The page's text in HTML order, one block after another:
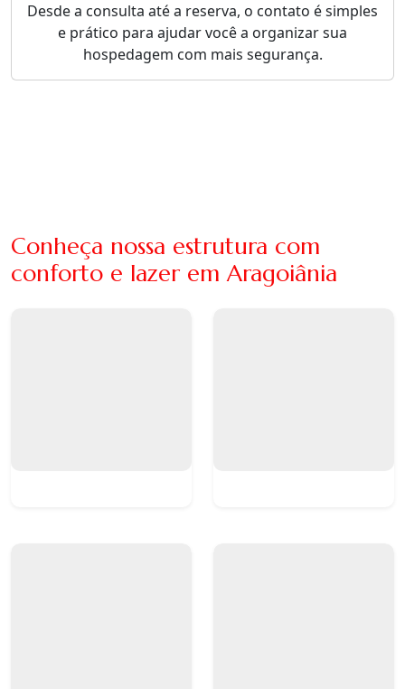
Desde a consulta até a reserva, o contato é simples
e prático para ajudar você a organizar sua
hospedagem com mais segurança.
Conheça nossa estrutura com
conforto e lazer em Aragoiânia